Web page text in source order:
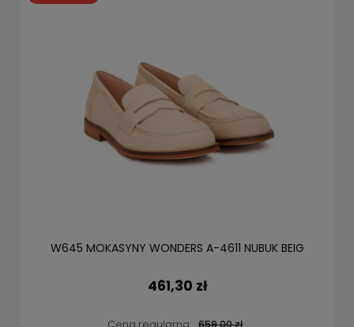
W645 MOKASYNY WONDERS A-4611 NUBUK BEIG
461,30 zł
659,00 zł